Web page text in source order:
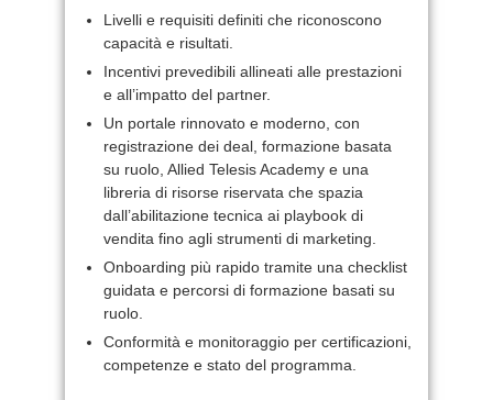
Livelli e requisiti definiti che riconoscono
capacità e risultati.
Incentivi prevedibili allineati alle prestazioni
e all’impatto del partner.
Un portale rinnovato e moderno, con
registrazione dei deal, formazione basata
su ruolo, Allied Telesis Academy e una
libreria di risorse riservata che spazia
dall’abilitazione tecnica ai playbook di
vendita fino agli strumenti di marketing.
Onboarding più rapido tramite una checklist
guidata e percorsi di formazione basati su
ruolo.
Conformità e monitoraggio per certificazioni,
competenze e stato del programma.